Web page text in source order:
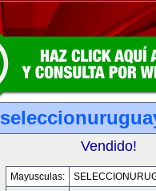
Vendido!
Mayusculas: